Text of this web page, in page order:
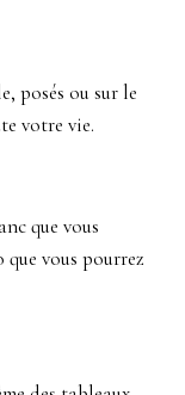
posés ou sur le
votre vie.
que vous
vous pourrez